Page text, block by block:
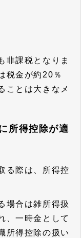
非課税となりま
税金が約20％
ことは大きなメ
所得控除が適
る際は、所得控
場合は雑所得扱
、一時金として
所得控除の扱い